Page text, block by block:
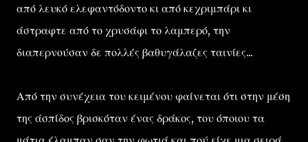
από λευκό ελεφαντόδοντο κι από κεχριμπάρι κι
άστραφτε από το χρυσάφι το λαμπερό, την
διαπερνούσαν δε πολλές βαθυγάλαζες ταινίες...
Από την συνέχεια του κειμένου φαίνεται ότι στην μέση
της άσπίδος βρισκόταν ένας δράκος, του όποιου τα